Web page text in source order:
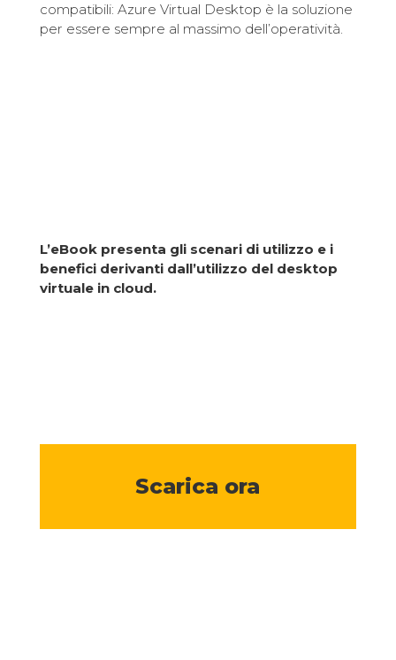
compatibili: Azure Virtual Desktop è la soluzione
per essere sempre al massimo dell’operatività.
L’eBook presenta gli scenari di utilizzo e i
benefici derivanti dall’utilizzo del desktop
virtuale in cloud.
Scarica ora